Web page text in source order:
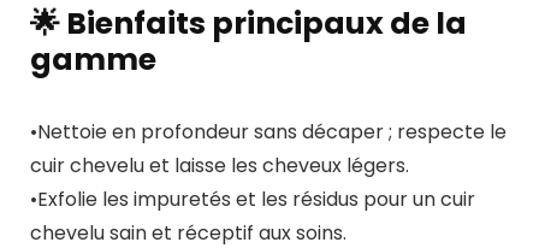
🌟 Bienfaits principaux de la
gamme
•Nettoie en profondeur sans décaper ; respecte le
cuir chevelu et laisse les cheveux légers.
•Exfolie les impuretés et les résidus pour un cuir
chevelu sain et réceptif aux soins.